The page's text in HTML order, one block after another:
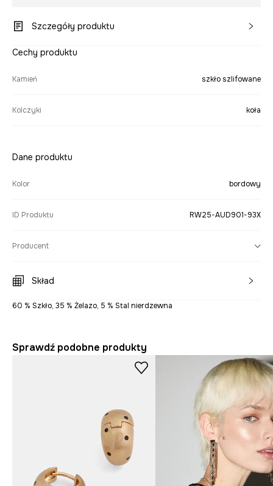
Szczegóły produktu
Cechy produktu
Kamień szkło szlifowane
Kolczyki koła
Dane produktu
Kolor bordowy
ID Produktu RW25-AUD901-93X
Producent
Skład
60 % Szkło, 35 % Żelazo, 5 % Stal nierdzewna
Sprawdź podobne produkty